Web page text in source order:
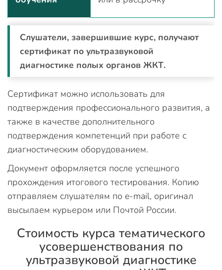
Слушатели, завершившие курс, получают
сертификат по ультразвуковой
диагностике полых органов ЖКТ.
Сертификат можно использовать для
подтверждения профессионального развития, а
также в качестве дополнительного
подтверждения компетенций при работе с
диагностическим оборудованием.
Документ оформляется после успешного
прохождения итогового тестирования. Копию
отправляем слушателям по e-mail, оригинал
высылаем курьером или Почтой России.
Стоимость курса тематического
усовершенствования по
ультразвуковой диагностике